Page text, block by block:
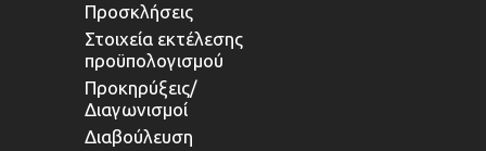
Προσκλήσεις
Στοιχεία εκτέλεσης
προϋπολογισμού
Προκηρύξεις/
Διαγωνισμοί
Διαβούλευση